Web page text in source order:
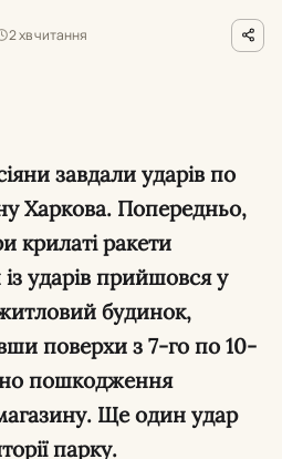
2 хв читання
Харкова. Попередньо,
крилаті ракети
ударів прийшовся у
будинок,
поверхи з 7-го по 10-
пошкодження
магазину. Ще один удар
парку.